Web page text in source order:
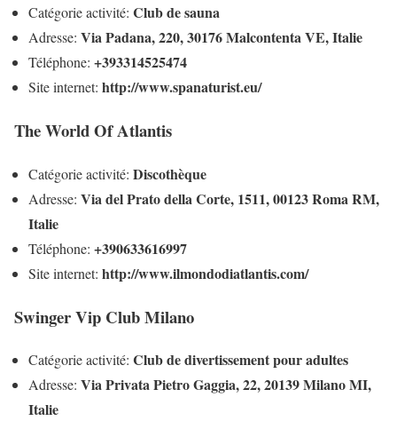
Catégorie activité: Club de sauna
Adresse: Via Padana, 220, 30176 Malcontenta VE, Italie
Téléphone: +393314525474
Site internet: http://www.spanaturist.eu/
The World Of Atlantis
Catégorie activité: Discothèque
Adresse: Via del Prato della Corte, 1511, 00123 Roma RM,
Italie
Téléphone: +390633616997
Site internet: http://www.ilmondodiatlantis.com/
Swinger Vip Club Milano
Catégorie activité: Club de divertissement pour adultes
Adresse: Via Privata Pietro Gaggia, 22, 20139 Milano MI,
Italie